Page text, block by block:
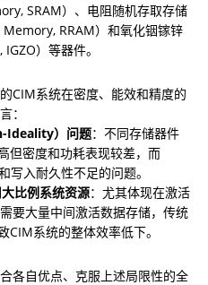
SRAM）、电阻随机存取存储
RRAM）和氧化铟镓锌
）等器件。
CIM系统在密度、能效和精度的
：
Ideality）问题：不同存储器件
但密度和功耗表现较差，而
写入耐久性不足的问题。
比例系统资源：尤其体现在激活
要大量中间激活数据存储，传统
CIM系统的整体效率低下。
各自优点、克服上述局限性的全